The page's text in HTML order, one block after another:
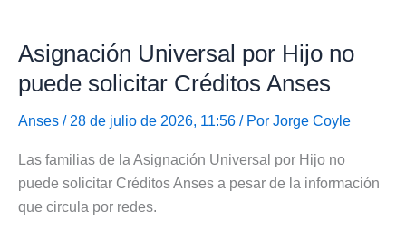
Asignación Universal por Hijo no
puede solicitar Créditos Anses
Anses / 28 de julio de 2026, 11:56 / Por Jorge Coyle
Las familias de la Asignación Universal por Hijo no
puede solicitar Créditos Anses a pesar de la información
que circula por redes.